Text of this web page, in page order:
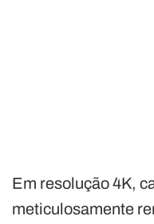
Em resolução 4K,
meticulosamente